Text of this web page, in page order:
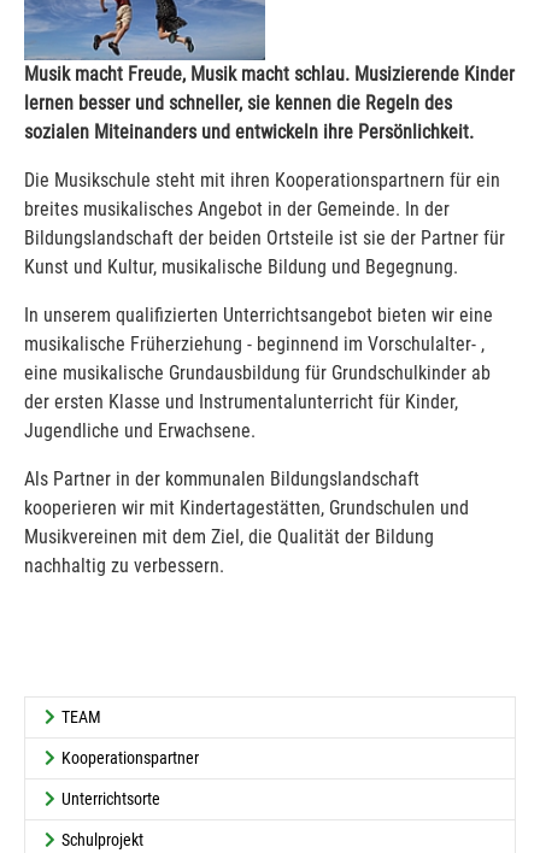
Musik macht Freude, Musik macht schlau. Musizierende Kinder
lernen besser und schneller, sie kennen die Regeln des
sozialen Miteinanders und entwickeln ihre Persönlichkeit.
Die Musikschule steht mit ihren Kooperationspartnern für ein
breites musikalisches Angebot in der Gemeinde. In der
Bildungslandschaft der beiden Ortsteile ist sie der Partner für
Kunst und Kultur, musikalische Bildung und Begegnung.
In unserem qualifizierten Unterrichtsangebot bieten wir eine
musikalische Früherziehung - beginnend im Vorschulalter- ,
eine musikalische Grundausbildung für Grundschulkinder ab
der ersten Klasse und Instrumentalunterricht für Kinder,
Jugendliche und Erwachsene.
Als Partner in der kommunalen Bildungslandschaft
kooperieren wir mit Kindertagestätten, Grundschulen und
Musikvereinen mit dem Ziel, die Qualität der Bildung
nachhaltig zu verbessern.
TEAM
Kooperationspartner
Unterrichtsorte
Schulprojekt